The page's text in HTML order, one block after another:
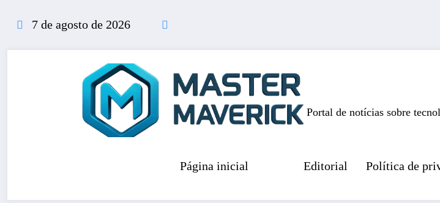
conteúdo
7 de agosto de 2026
Portal de notícias sobre
Página inicial Editorial Política de